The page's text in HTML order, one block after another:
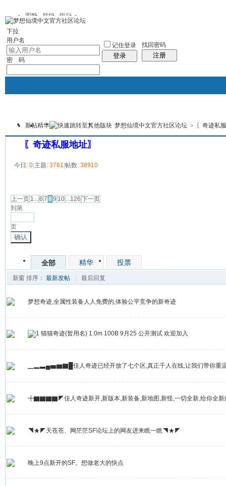
图酷 群组 银行
下拉
用户名
密 码
记住登录
登录
找回密码
注册
银行 群组聚合 我的空间
新帖精华 梦想仙境中文官方社区论坛 > 〖奇迹私
〖奇迹私服地址〗
今日: 0|主题: 3761|帖数: 38910
上一页 1...6 7 89 10 ...126 下一页
到第
页
确认
全部 精华 投票
新窗 排序： 最新发帖 最后回复
梦想奇迹,全属性装备人人免费的,体验公平竞争的新奇迹
猫猫奇迹(暂用名) 1.0m 100B 9月25 公开测试 欢迎加入
▁▂▃▄▅▆▇█佳人奇迹已经开放了七个区,真正千人在线,让我们带你重
╋▇▇▇▇◤佳人奇迹新开,新版本,新装备,新地图,新怪,一切全新,给你全新
◥★◤天苍苍、网茫茫SF论坛上的网友进来瞧一瞧◥★◤
晚上9点新开的SF。想做老大的快点